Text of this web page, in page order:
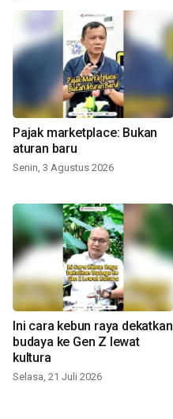
Pajak marketplace: Bukan
aturan baru
Senin, 3 Agustus 2026
Ini cara kebun raya dekatkan
budaya ke Gen Z lewat
kultura
Selasa, 21 Juli 2026